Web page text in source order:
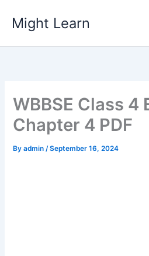
content
Might Learn
WBBSE Class 4
Chapter 4 PDF
Byadmin/September 16, 2024